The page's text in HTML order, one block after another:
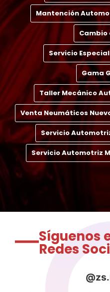
Mantención
Cambio
Servicio
Gama
Taller Mecánico
Venta Neumáticos
Servicio
Servicio Automotriz
Síguenos
Redes